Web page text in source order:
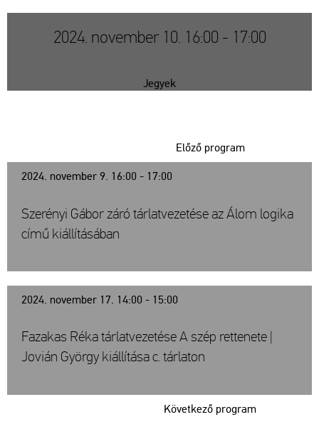
2024. november 10. 16:00 - 17:00
Jegyek
2024. november 9. 16:00 - 17:00
Előző program
Szerényi Gábor záró tárlatvezetése az Álom logika
című kiállításában
2024. november 17. 14:00 - 15:00
Következő program
Fazakas Réka tárlatvezetése A szép rettenete |
Jovián György kiállítása c. tárlaton